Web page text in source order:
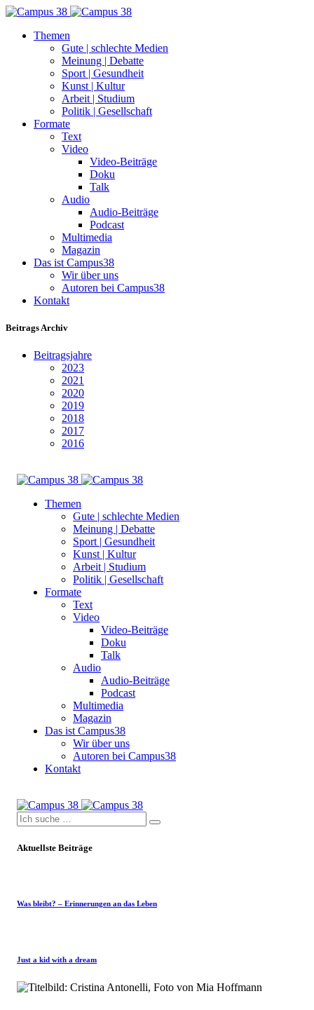
Themen
Gute | schlechte Medien
Meinung | Debatte
Sport | Gesundheit
Kunst | Kultur
Arbeit | Studium
Politik | Gesellschaft
Formate
Text
Video
Video-Beiträge
Doku
Talk
Audio
Audio-Beiträge
Podcast
Multimedia
Magazin
Das ist Campus38
Wir über uns
Autoren bei Campus38
Kontakt
Beitrags Archiv
Beitragsjahre
2023
2021
2020
2019
2018
2017
2016
Themen
Gute | schlechte Medien
Meinung | Debatte
Sport | Gesundheit
Kunst | Kultur
Arbeit | Studium
Politik | Gesellschaft
Formate
Text
Video
Video-Beiträge
Doku
Talk
Audio
Audio-Beiträge
Podcast
Multimedia
Magazin
Das ist Campus38
Wir über uns
Autoren bei Campus38
Kontakt
Aktuellste Beiträge
Was bleibt? – Erinnerungen an das Leben
Just a kid with a dream